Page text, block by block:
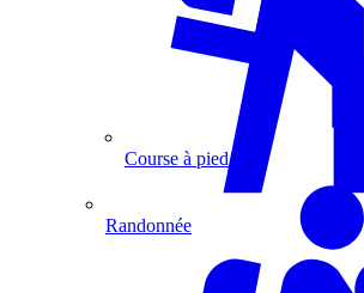
Course à pied
Randonnée